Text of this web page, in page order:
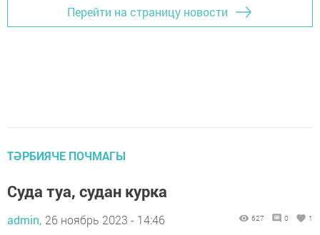
Перейти на страницу новости
ТӘРБИЯЧЕ ПОЧМАГЫ
Суда туа, судан курка
admin, 26 ноябрь 2023 - 14:46 627 0 1